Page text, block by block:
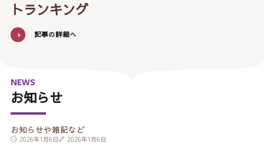
トランキング
記事の詳細へ
お知らせ
NEWS
お知らせや雑記など
2026年1月6日 2026年1月6日